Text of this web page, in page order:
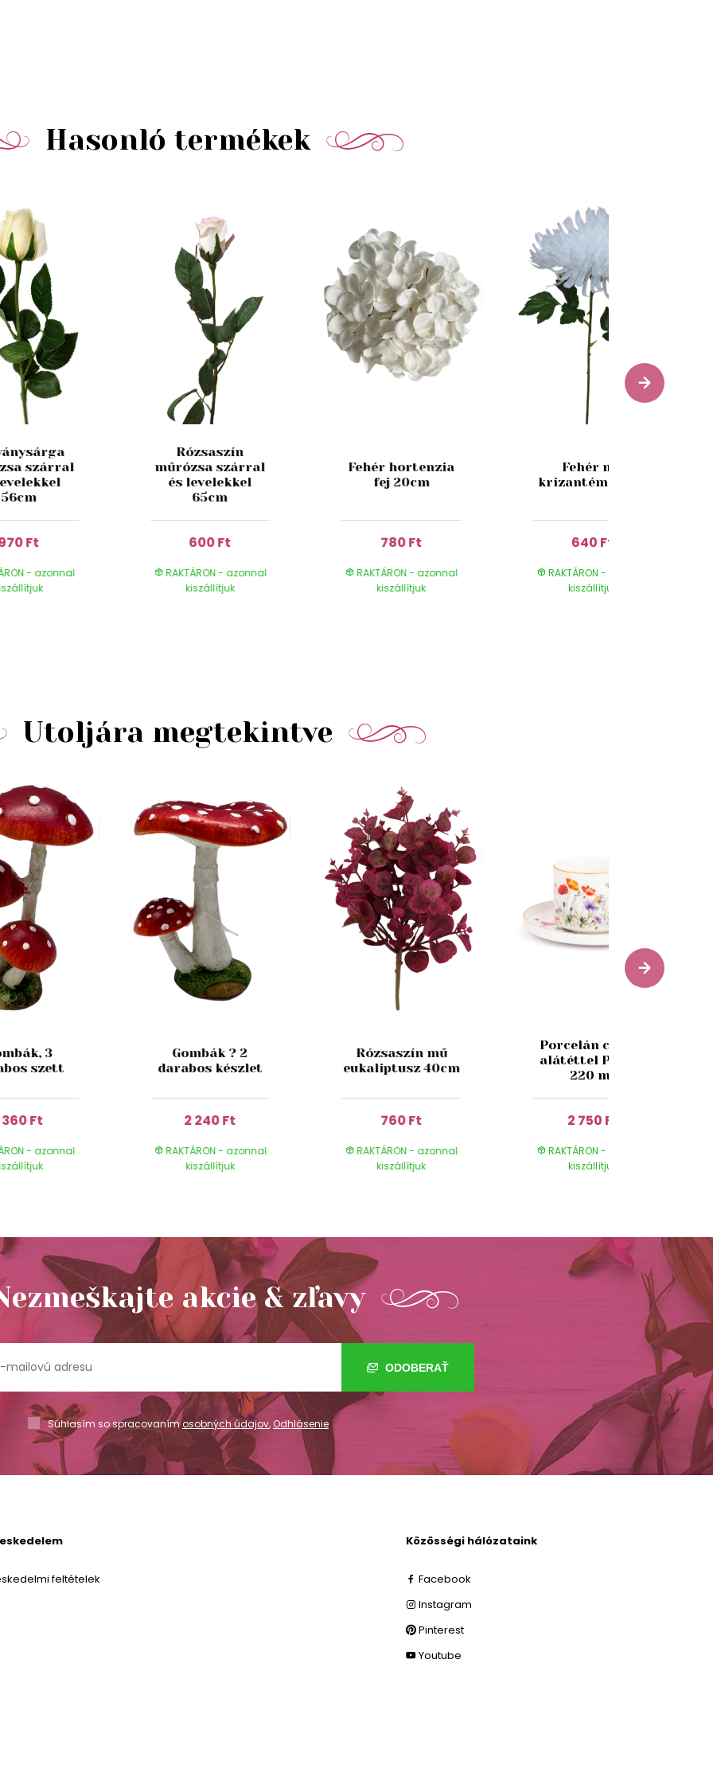
Hasonló termékek
szárral
56cm
Ft
- azonnal
Rózsaszín
műrózsa szárral
és levelekkel
65cm
600 Ft
RAKTÁRON - azonnal
kiszállítjuk
Fehér hortenzia
fej 20cm
780 Ft
RAKTÁRON - azonnal
kiszállítjuk
Fehér mű
krizantém 65cm
640 Ft
RAKTÁRON - azonnal
kiszállítjuk
Utoljára megtekintve
3
szett
360 Ft
- azonnal
Gombák ? 2
darabos készlet
2 240 Ft
RAKTÁRON - azonnal
kiszállítjuk
Rózsaszín mű
eukaliptusz 40cm
760 Ft
RAKTÁRON - azonnal
kiszállítjuk
Porcelán csésze
alátéttel Pipacs
220 ml
2 750 Ft
RAKTÁRON - azonnal
kiszállítjuk
akcie & zľavy
ODOBERAŤ
Súhlasím so spracovanímosobných údajov,Odhlásenie
feltételek
Közösségi hálózataink
Facebook
Instagram
Pinterest
Youtube